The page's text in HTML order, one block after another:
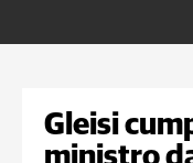
Gleisi